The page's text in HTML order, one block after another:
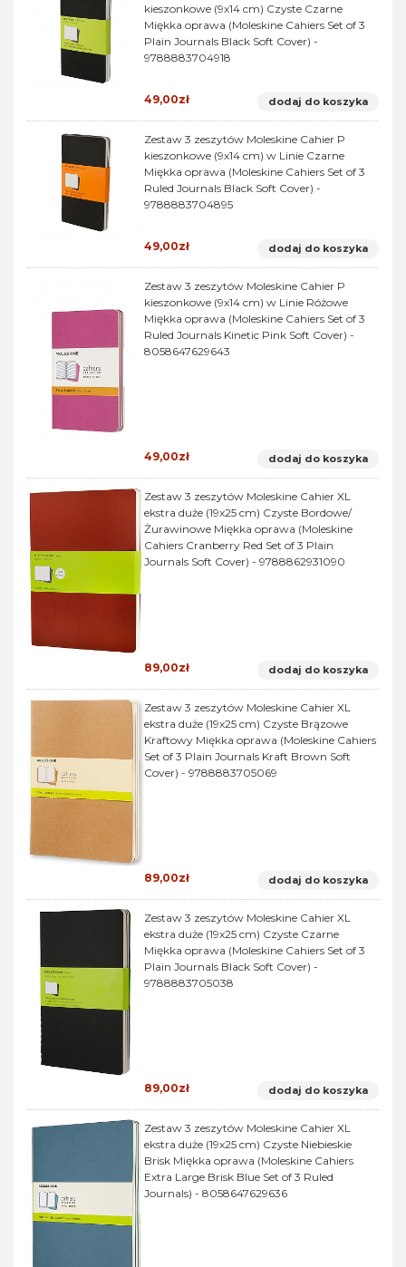
kieszonkowe (9x14 cm) Czyste Czarne
Miękka oprawa (Moleskine Cahiers Set of 3
Plain Journals Black Soft Cover) -
9788883704918
49,00zł dodaj do koszyka
Zestaw 3 zeszytów Moleskine Cahier P
kieszonkowe (9x14 cm) w Linie Czarne
Miękka oprawa (Moleskine Cahiers Set of 3
Ruled Journals Black Soft Cover) -
9788883704895
49,00zł dodaj do koszyka
Zestaw 3 zeszytów Moleskine Cahier P
kieszonkowe (9x14 cm) w Linie Różowe
Miękka oprawa (Moleskine Cahiers Set of 3
Ruled Journals Kinetic Pink Soft Cover) -
8058647629643
49,00zł dodaj do koszyka
Zestaw 3 zeszytów Moleskine Cahier XL
ekstra duże (19x25 cm) Czyste Bordowe/
Żurawinowe Miękka oprawa (Moleskine
Cahiers Cranberry Red Set of 3 Plain
Journals Soft Cover) - 9788862931090
89,00zł dodaj do koszyka
Zestaw 3 zeszytów Moleskine Cahier XL
ekstra duże (19x25 cm) Czyste Brązowe
Kraftowy Miękka oprawa (Moleskine Cahiers
Set of 3 Plain Journals Kraft Brown Soft
Cover) - 9788883705069
89,00zł dodaj do koszyka
Zestaw 3 zeszytów Moleskine Cahier XL
ekstra duże (19x25 cm) Czyste Czarne
Miękka oprawa (Moleskine Cahiers Set of 3
Plain Journals Black Soft Cover) -
9788883705038
89,00zł dodaj do koszyka
Zestaw 3 zeszytów Moleskine Cahier XL
ekstra duże (19x25 cm) Czyste Niebieskie
Brisk Miękka oprawa (Moleskine Cahiers
Extra Large Brisk Blue Set of 3 Ruled
Journals) - 8058647629636